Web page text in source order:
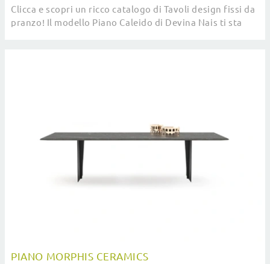
Clicca e scopri un ricco catalogo di Tavoli design fissi da
pranzo! Il modello Piano Caleido di Devina Nais ti sta
PIANO MORPHIS CERAMICS